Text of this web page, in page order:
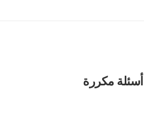
أسئلة مكررة